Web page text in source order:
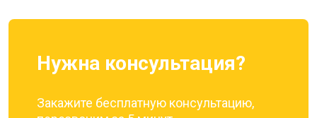
Нужна консультация?
Закажите бесплатную консультацию,